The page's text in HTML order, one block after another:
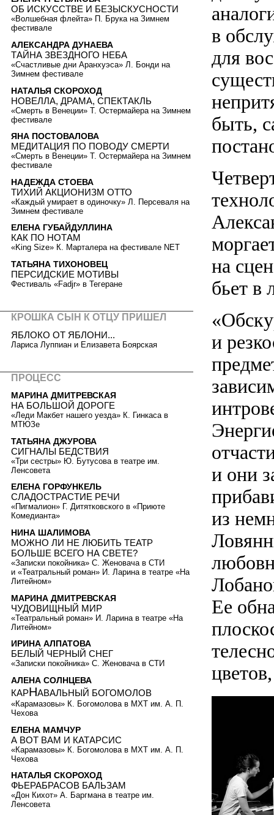
в
для
быть,
на
бьет в
и
и они
из
Ее
ОБ ИСКУССТВЕ И БЕЗЫСКУСНОСТИ
«Волшебная флейта» П. Брука на Зимнем
фестивале
АЛЕКСАНДРА ДУНАЕВА
ТАЙНА ЗВЕЗДНОГО НЕБА
«Счастливые дни Аранхуэса» Л. Бонди на
Зимнем фестивале
НАТАЛЬЯ СКОРОХОД
НОВЕЛЛА, ДРАМА, СПЕКТАКЛЬ
«Смерть в Венеции» Т. Остермайера на Зимнем
фестивале
ЯНА ПОСТОВАЛОВА
МЕДИТАЦИЯ ПО ПОВОДУ СМЕРТИ
«Смерть в Венеции» Т. Остермайера на Зимнем
фестивале
НАДЕЖДА СТОЕВА
ТИХИЙ АКЦИОНИЗМ ОТТО
«Каждый умирает в одиночку» Л. Персеваля на
Зимнем фестивале
ЕЛЕНА ГУБАЙДУЛЛИНА
КАК ПО НОТАМ
«King Size» К. Марталера на фестивале NET
ТАТЬЯНА ТИХОНОВЕЦ
ПЕРСИДСКИЕ МОТИВЫ
Фестиваль «Fadjr» в Тегеране
КРОШКА СЫН К ОТЦУ ПРИШЕЛ
ЯБЛОКО ОТ ЯБЛОНИ...
Лариса Луппиан и Елизавета Боярская
ПРОЦЕСС
МАРИНА ДМИТРЕВСКАЯ
НА БОЛЬШОЙ ДОРОГЕ
«Леди Макбет нашего уезда» К. Гинкаса в
МТЮЗе
ТАТЬЯНА ДЖУРОВА
СИГНАЛЫ БЕДСТВИЯ
«Три сестры» Ю. Бутусова в театре им.
Ленсовета
ЕЛЕНА ГОРФУНКЕЛЬ
СЛАДОСТРАСТИЕ РЕЧИ
«Пигмалион» Г. Дитятковского в «Приюте
Комедианта»
НИНА ШАЛИМОВА
МОЖНО ЛИ НЕ ЛЮБИТЬ ТЕАТР
БОЛЬШЕ ВСЕГО НА СВЕТЕ?
«Записки покойника» С. Женовача в СТИ
и «Театральный роман» И. Ларина в театре «На
Литейном»
МАРИНА ДМИТРЕВСКАЯ
ЧУДОВИЩНЫЙ МИР
«Театральный роман» И. Ларина в театре «На
Литейном»
ИРИНА АЛПАТОВА
БЕЛЫЙ ЧЕРНЫЙ СНЕГ
«Записки покойника» С. Женовача в СТИ
АЛЕНА СОЛНЦЕВА
КАРНАВАЛЬНЫЙ БОГОМОЛОВ
«Карамазовы» К. Богомолова в МХТ им. А. П.
Чехова
ЕЛЕНА МАМЧУР
А ВОТ ВАМ И КАТАРСИС
«Карамазовы» К. Богомолова в МХТ им. А. П.
Чехова
НАТАЛЬЯ СКОРОХОД
ФЬЕРАБРАСОВ БАЛЬЗАМ
«Дон Кихот» А. Баргмана в театре им.
Ленсовета